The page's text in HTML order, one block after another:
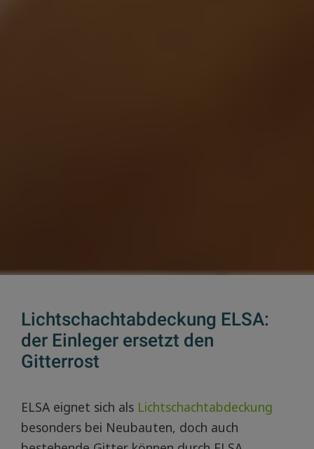
Lichtschachtabdeckung ELSA:
der Einleger ersetzt den
Gitterrost
ELSA eignet sich als Lichtschachtabdeckung
besonders bei Neubauten, doch auch